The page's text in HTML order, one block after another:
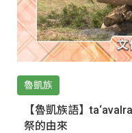
魯凱族
【魯凱族語】
祭的由來